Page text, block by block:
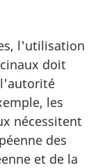
l'utilisation
doit
les
nécessitent
des
et de la